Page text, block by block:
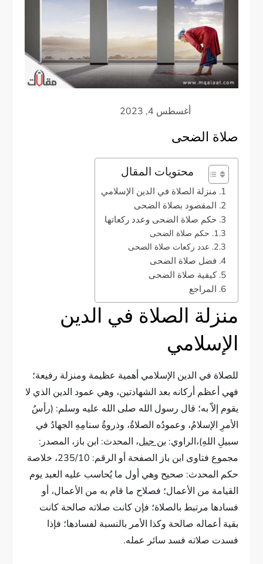
صلاة الضحى
محتويات المقال
منزلة الصلاة في الدين الإسلامي
المقصود بصلاة الضحى
حكم صلاة الضحى وعدد ركعاتها
حكم صلاة الضحى
عدد ركعات صلاة الضحى
فضل صلاة الضحى
كيفية صلاة الضحى
المراجع
منزلة الصلاة في الدين
الإسلامي
للصلاة في الدين الإسلامي أهمية عظيمة ومنزلة رفيعة؛
فهي أعظم أركانه بعد الشهادتين، وهي عمود الدين الذي لا
يقوم إلاّ به؛ قال رسول الله صلى الله عليه وسلم: (رأسُ
الأمرِ الإسلامُ، وعمودُه الصلاةُ، وذروةُ سنامِهِ الجهادُ في
سبيلِ اللهِ)،الراوي: بن جبل، المحدث: ابن باز، المصدر:
مجموع فتاوى ابن باز الصفحة أو الرقم: 235/10، خلاصة
حكم المحدث: صحيح وهي أول ما يُحاسب عليه العبد يوم
القيامة من الأعمال؛ فصلاح ما قام به من الأعمال، أو
فسادها مرتبط بالصلاة؛ فإن كانت صلاته صالحة كانت
بقية أعماله صالحة وكذا الأمر بالنسبة لفسادها؛ فإذا
فسدت صلاته فسد سائر عمله.